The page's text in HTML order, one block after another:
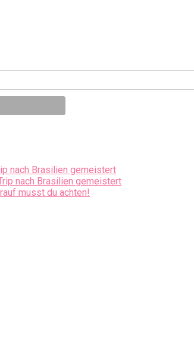
nach Brasilien gemeistert
nach Brasilien gemeistert
musst du achten!